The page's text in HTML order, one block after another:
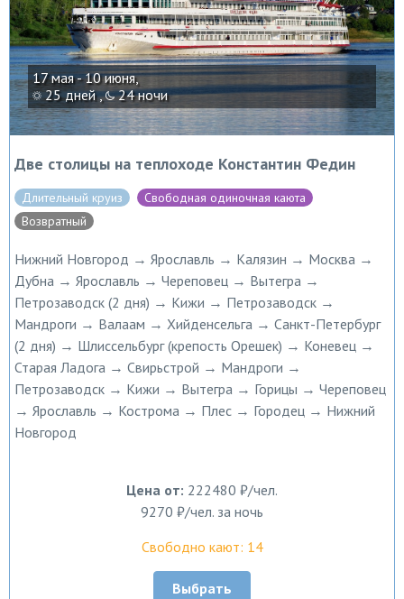
17 мая - 10 июня,
25 дней , 24 ночи
Две столицы на теплоходе Константин Федин
Длительный круиз
Свободная одиночная каюта
Возвратный
Нижний Новгород → Ярославль → Калязин → Москва →
Дубна → Ярославль → Череповец → Вытегра →
Петрозаводск (2 дня) → Кижи → Петрозаводск →
Мандроги → Валаам → Хийденсельга → Санкт-Петербург
(2 дня) → Шлиссельбург (крепость Орешек) → Коневец →
Старая Ладога → Свирьстрой → Мандроги →
Петрозаводск → Кижи → Вытегра → Горицы → Череповец
→ Ярославль → Кострома → Плес → Городец → Нижний
Новгород
Цена от: 222480 ₽/чел.
9270 ₽/чел. за ночь
Свободно кают: 14
Выбрать